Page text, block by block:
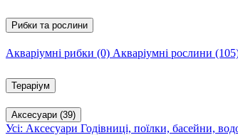
Рибки та рослини
Акваріумні рибки (0) Акваріумні рослини
Тераріум
Аксесуари (39)
Усі: Аксесуари Годівниці, поїлки, басейни,